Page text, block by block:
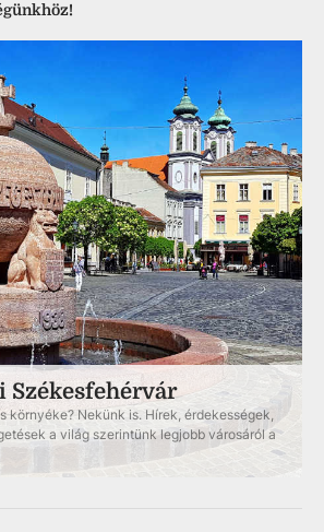
Székesfehérvár
környéke? Nekünk is. Hírek, érdekességek,
a világ szerintünk legjobb városáról a